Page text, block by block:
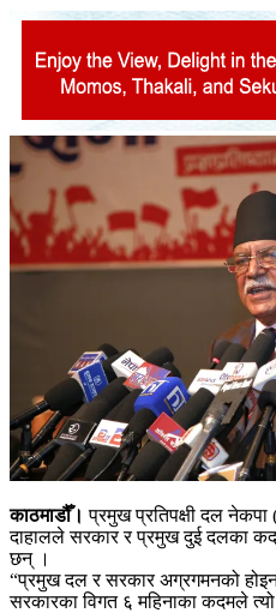
काठमाडौँ। प्रमुख प्रतिपक्षी दल नेकपा
दाहालले सरकार र प्रमुख दुई दलका
छन् ।
“प्रमुख दल र सरकार अग्रगमनको
सरकारका विगत ६ महिनाका कदमले